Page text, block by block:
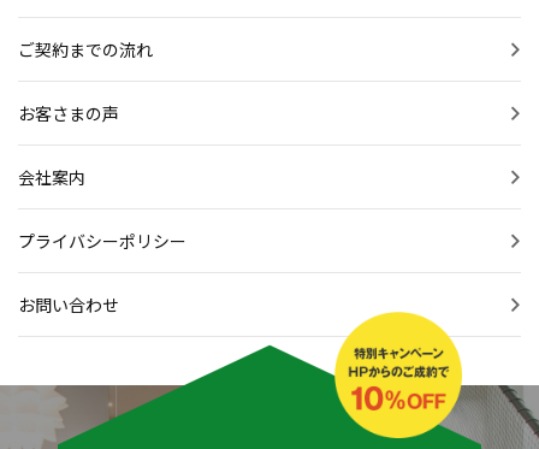
ご契約までの流れ
お客さまの声
会社案内
プライバシーポリシー
お問い合わせ